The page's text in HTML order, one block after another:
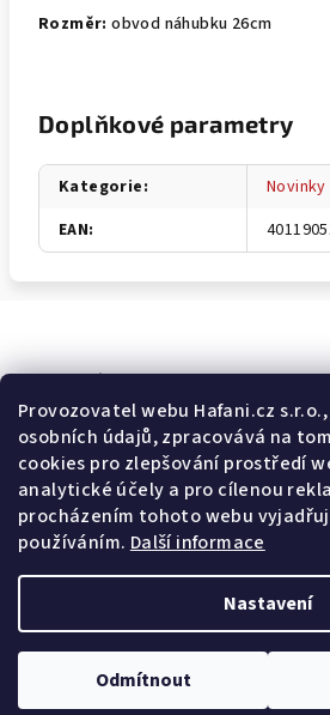
Provozovatel webu Hafani.cz
osobních údajů, zpracovává na
cookies pro zlepšování prostředí
analytické účely a pro cílenou
procházením tohoto webu
používáním. Další informace
Nastavení
Odmítnout
Rozměr:obvod náhubku 26cm
Doplňkové parametry
Kategorie:
Novinky
EAN:
Odebírat newsletter
E-mail
Potvrzuji souhlas svšeobecnými
spodmínkami zpracovávání a ochrany
Přihlásit se
nastavení cookies
Vytvořil